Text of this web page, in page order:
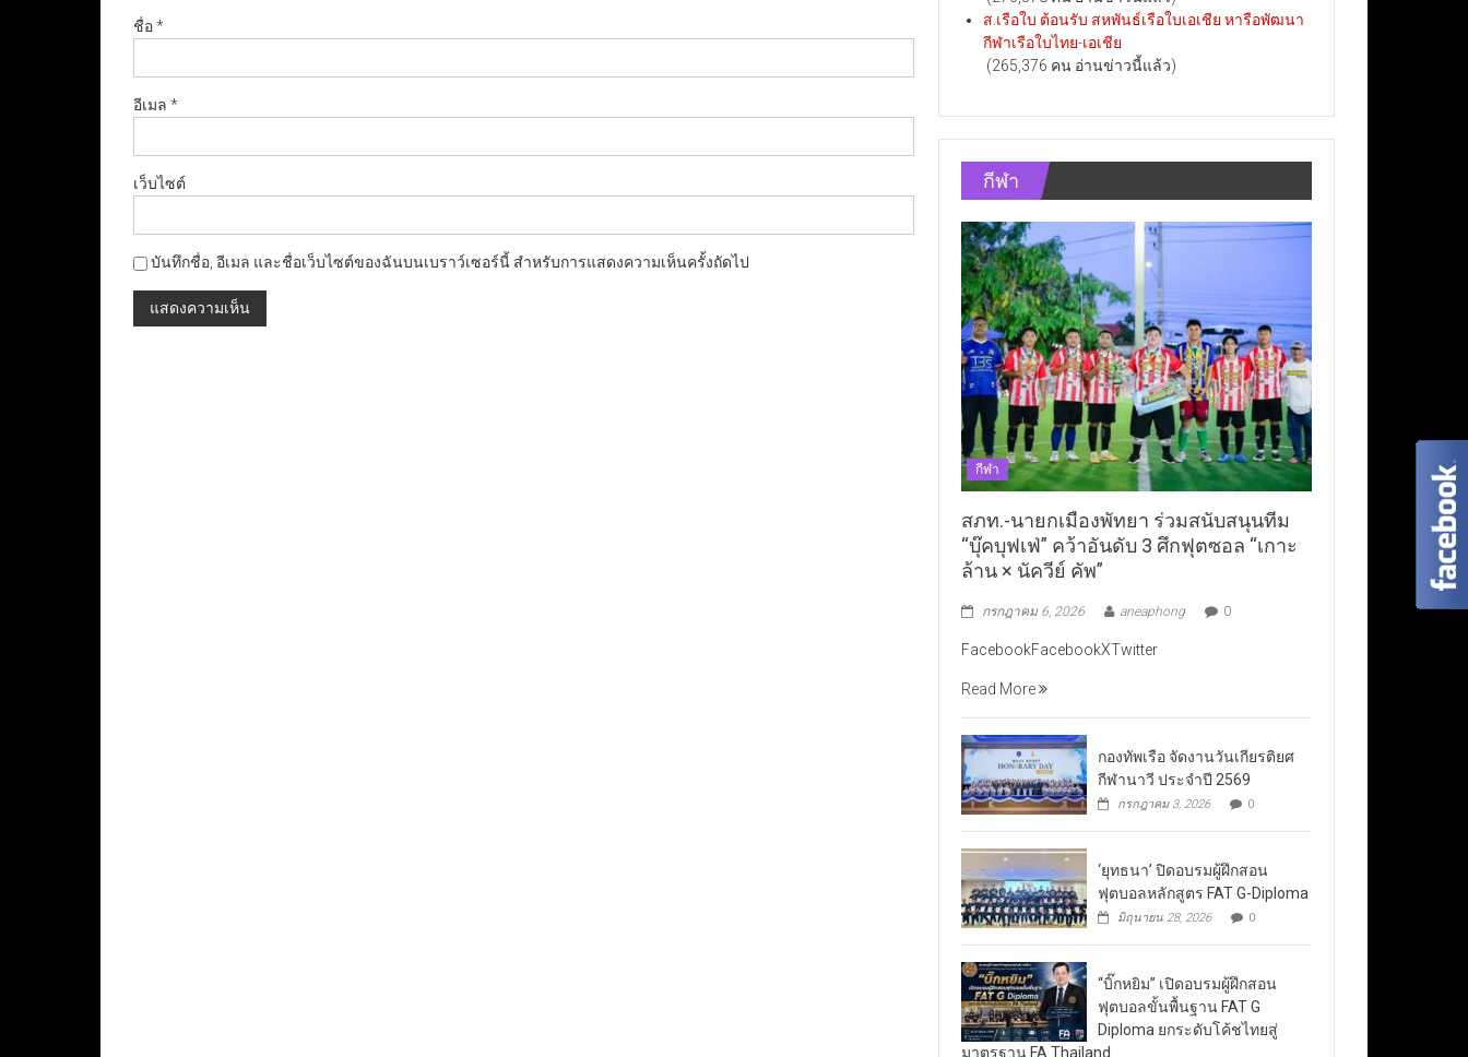
ชื่อ*
อีเมล *
เว็บไซต์
บันทึกชื่อ, อีเมล และชื่อเว็บไซต์ของฉันบนเบราว์เซอร์นี้ สำหรับการแสดงความเห็นครั้งถัดไป
ส.เรือใบ ต้อนรับ สหพันธ์เรือใบเอเชีย หารือพัฒนา
กีฬาเรือใบไทย-เอเชีย
(265,376 คน อ่านข่าวนี้แล้ว)
กีฬา
กีฬา
สภท.-นายกเมืองพัทยา ร่วมสนับสนุนทีม
“บุ๊คบุฟเฟ่” คว้าอันดับ 3 ศึกฟุตซอล “เกาะ
ล้าน × นัควีย์ คัพ”
กรกฎาคม 6, 2026 aneaphong 0
FacebookFacebookXTwitter
Read More
กองทัพเรือ จัดงานวันเกียรติยศ
กีฬานาวี ประจำปี 2569
กรกฎาคม 3, 2026 0
‘ยุทธนา’ ปิดอบรมผู้ฝึกสอน
ฟุตบอลหลักสูตร FAT G-Diploma
มิถุนายน 28, 2026 0
“บิ๊กหยิม” เปิดอบรมผู้ฝึกสอน
ฟุตบอลขั้นพื้นฐาน FAT G
Diploma ยกระดับโค้ชไทยสู่
มาตรฐาน FA Thailand